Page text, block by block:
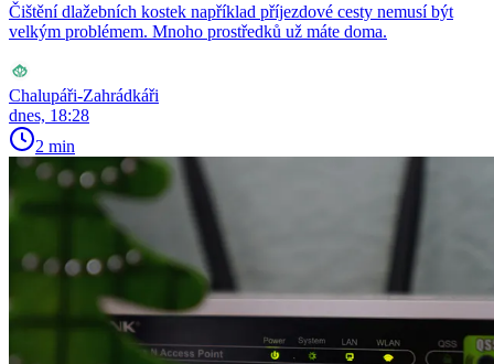
Čištění dlažebních kostek například příjezdové cesty nemusí být
velkým problémem. Mnoho prostředků už máte doma.
Chalupáři-Zahrádkáři
dnes, 18:28
2 min